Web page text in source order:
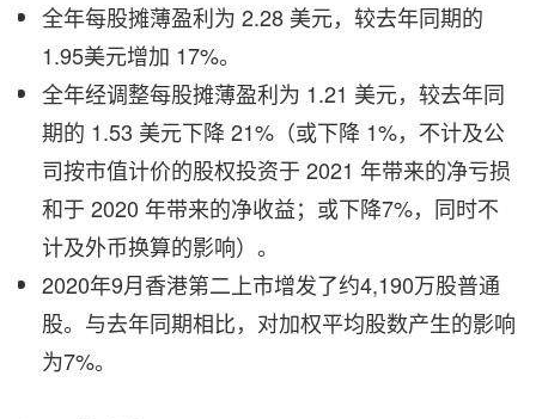
全年每股摊薄盈利为 2.28 美元，较去年同期的
1.95美元增加 17%。
全年经调整每股摊薄盈利为 1.21 美元，较去年同
期的 1.53 美元下降 21%（或下降 1%，不计及公
司按市值计价的股权投资于 2021 年带来的净亏损
和于 2020 年带来的净收益；或下降7%，同时不
计及外币换算的影响）。
2020年9月香港第二上市增发了约4,190万股普通
股。与去年同期相比，对加权平均股数产生的影响
为7%。